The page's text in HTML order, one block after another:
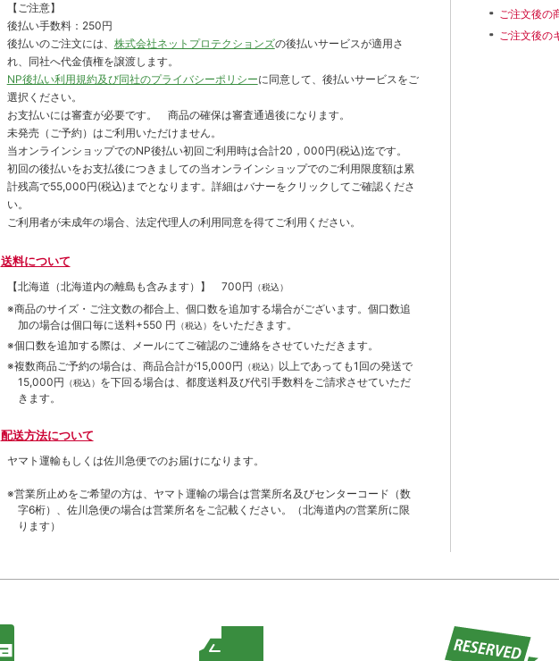
【ご注意】
後払い手数料：250円
後払いのご注文には、 株式会社ネットプロテクションズの後払いサービスが適用さ
れ、同社へ代金債権を譲渡します。
NP後払い利用規約及び同社のプライバシーポリシーに同意して、後払いサービスをご
選択ください。
お支払いには審査が必要です。 商品の確保は審査通過後になります。
未発売（ご予約）はご利用いただけません。
当オンラインショップでのNP後払い初回ご利用時は合計20，000円(税込)迄です。
初回の後払いをお支払後につきましての当オンラインショップでのご利用限度額は累
計残高で55,000円(税込)までとなります。詳細はバナーをクリックしてご確認くださ
い。
ご利用者が未成年の場合、法定代理人の利用同意を得てご利用ください。
送料について
【北海道（北海道内の離島も含みます）】 700円 （税込）
※商品のサイズ・ご注文数の都合上、個口数を追加する場合がございます。個口数追
加の場合は個口毎に送料+550 円 （税込） をいただきます。
※個口数を追加する際は、メールにてご確認のご連絡をさせていただきます。
※複数商品ご予約の場合は、商品合計が15,000円 （税込） 以上であっても1回の発送で
15,000円 （税込） を下回る場合は、都度送料及び代引手数料をご請求させていただ
きます。
配送方法について
ヤマト運輸もしくは佐川急便でのお届けになります。
※営業所止めをご希望の方は、ヤマト運輸の場合は営業所名及びセンターコード（数
字6桁）、佐川急便の場合は営業所名をご記載ください。（北海道内の営業所に限
ります）
ご注文後の
ご注文後の